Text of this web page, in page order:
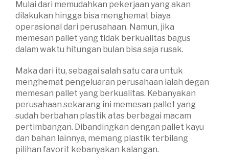
Mulai dari memudahkan pekerjaan yang akan
dilakukan hingga bisa menghemat biaya
operasional dari perusahaan. Namun, jika
memesan pallet yang tidak berkualitas bagus
dalam waktu hitungan bulan bisa saja rusak.
Maka dari itu, sebagai salah satu cara untuk
menghemat pengeluaran perusahaan ialah degan
memesan pallet yang berkualitas. Kebanyakan
perusahaan sekarang ini memesan pallet yang
sudah berbahan plastik atas berbagai macam
pertimbangan. Dibandingkan dengan pallet kayu
dan bahan lainnya, memang plastik terbilang
pilihan favorit kebanyakan kalangan.